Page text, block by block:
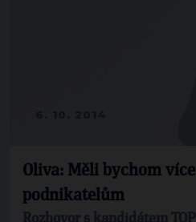
Oliva: Měli bychom
podnikatelům
Rozhovor s kandidátem